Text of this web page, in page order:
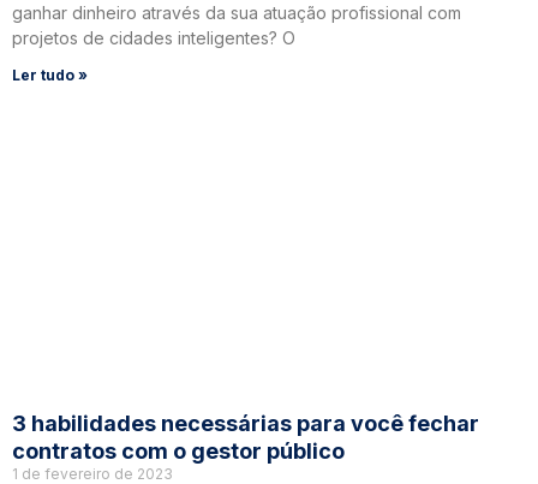
ganhar dinheiro através da sua atuação profissional com
projetos de cidades inteligentes? O
Ler tudo »
3 habilidades necessárias para você fechar
contratos com o gestor público
1 de fevereiro de 2023